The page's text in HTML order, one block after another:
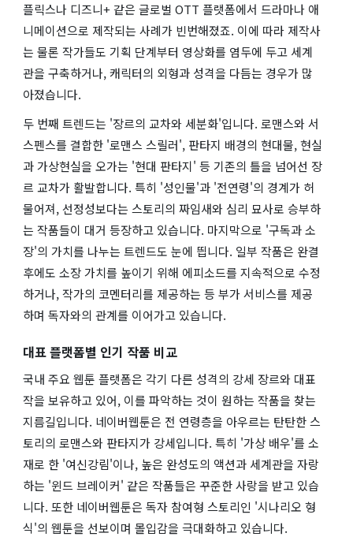
플릭스나 디즈니+ 같은 글로벌 OTT 플랫폼에서 드라마나 애
니메이션으로 제작되는 사례가 빈번해졌죠. 이에 따라 제작사
는 물론 작가들도 기획 단계부터 영상화를 염두에 두고 세계
관을 구축하거나, 캐릭터의 외형과 성격을 다듬는 경우가 많
아졌습니다.
두 번째 트렌드는 '장르의 교차와 세분화'입니다. 로맨스와 서
스펜스를 결합한 '로맨스 스릴러', 판타지 배경의 현대물, 현실
과 가상현실을 오가는 '현대 판타지' 등 기존의 틀을 넘어선 장
르 교차가 활발합니다. 특히 '성인물'과 '전연령'의 경계가 허
물어져, 선정성보다는 스토리의 짜임새와 심리 묘사로 승부하
는 작품들이 대거 등장하고 있습니다. 마지막으로 '구독과 소
장'의 가치를 나누는 트렌드도 눈에 띕니다. 일부 작품은 완결
후에도 소장 가치를 높이기 위해 에피소드를 지속적으로 수정
하거나, 작가의 코멘터리를 제공하는 등 부가 서비스를 제공
하며 독자와의 관계를 이어가고 있습니다.
대표 플랫폼별 인기 작품 비교
국내 주요 웹툰 플랫폼은 각기 다른 성격의 강세 장르와 대표
작을 보유하고 있어, 이를 파악하는 것이 원하는 작품을 찾는
지름길입니다. 네이버웹툰은 전 연령층을 아우르는 탄탄한 스
토리의 로맨스와 판타지가 강세입니다. 특히 '가상 배우'를 소
재로 한 '여신강림'이나, 높은 완성도의 액션과 세계관을 자랑
하는 '윈드 브레이커' 같은 작품들은 꾸준한 사랑을 받고 있습
니다. 또한 네이버웹툰은 독자 참여형 스토리인 '시나리오 형
식'의 웹툰을 선보이며 몰입감을 극대화하고 있습니다.